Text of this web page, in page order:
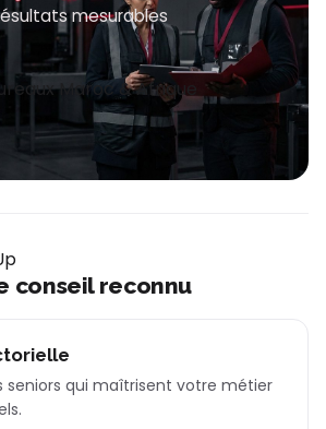
mesurables
Maroc & Afrique
conseil reconnu
seniors qui maîtrisent votre métier